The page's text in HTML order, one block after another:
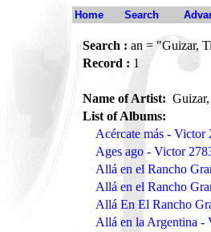
Home Search
Search : an = "Guizar,
Record : 1
Name of Artist:
List of Albums:
Acércate más - Victor
Ages ago - Victor
Allá en el Rancho
Allá en el Rancho
Allá En El Rancho
Allá en la Argentina -